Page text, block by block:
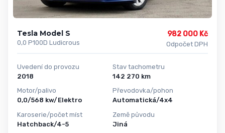
Tesla Model S
0,0 P100D Ludicrous
982 000 Kč
Odpočet DPH
Uvedení do provozu
2018
Motor/palivo
0,0/568 kw/Elektro
Karoserie/počet míst
Hatchback/4-5
Stav tachometru
142 270 km
Převodovka/pohon
Automatická/4x4
Země původu
Jiná